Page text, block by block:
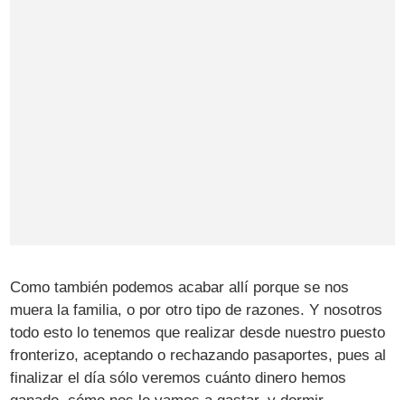
Como también podemos acabar allí porque se nos
muera la familia, o por otro tipo de razones. Y nosotros
todo esto lo tenemos que realizar desde nuestro puesto
fronterizo, aceptando o rechazando pasaportes, pues al
finalizar el día sólo veremos cuánto dinero hemos